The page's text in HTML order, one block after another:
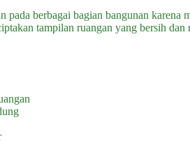
pada berbagai bagian bangunan
tampilan ruangan yang bersih